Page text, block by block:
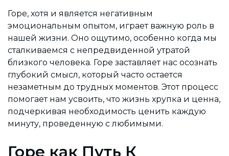
Горе, хотя и является негативным
эмоциональным опытом, играет важную роль в
нашей жизни. Оно ощутимо, особенно когда мы
сталкиваемся с непредвиденной утратой
близкого человека. Горе заставляет нас осознать
глубокий смысл, который часто остается
незаметным до трудных моментов. Этот процесс
помогает нам усвоить, что жизнь хрупка и ценна,
подчеркивая необходимость ценить каждую
минуту, проведенную с любимыми.
Горе как Путь К